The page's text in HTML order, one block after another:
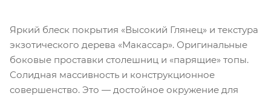
Яркий блеск покрытия «Высокий Глянец» и текстура
экзотического дерева «Макассар». Оригинальные
боковые проставки столешниц и «парящие» топы.
Солидная массивность и конструкционное
совершенство. Это — достойное окружение для